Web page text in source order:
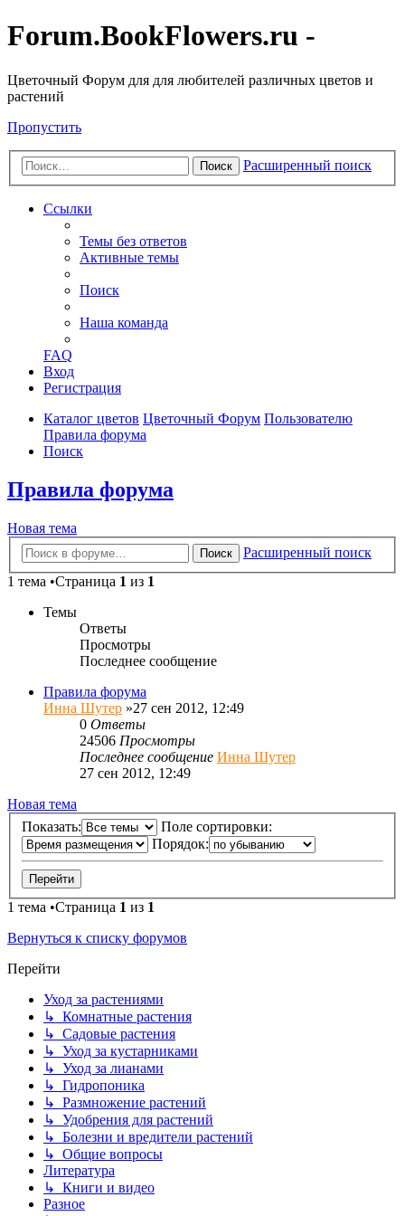
Forum.BookFlowers.ru -
Цветочный Форум для для любителей различных цветов и
растений
Пропустить
Поиск Расширенный поиск
Ссылки
Темы без ответов
Активные темы
Поиск
Наша команда
FAQ
Вход
Регистрация
Каталог цветов Цветочный Форум Пользователю
Правила форума
Поиск
Правила форума
Новая тема
Поиск
Расширенный поиск
1 тема •Страница 1 из 1
Темы
Ответы
Просмотры
Последнее сообщение
Правила форума
Инна Шутер »27 сен 2012, 12:49
0 Ответы
24506 Просмотры
Последнее сообщение Инна Шутер
27 сен 2012, 12:49
Новая тема
Показать:
Поле сортировки:
Порядок:
1 тема •Страница 1 из 1
Вернуться к списку форумов
Перейти
Уход за растениями
↳ Комнатные растения
↳ Садовые растения
↳ Уход за кустарниками
↳ Уход за лианами
↳ Гидропоника
↳ Размножение растений
↳ Удобрения для растений
↳ Болезни и вредители растений
↳ Общие вопросы
Литература
↳ Книги и видео
Разное